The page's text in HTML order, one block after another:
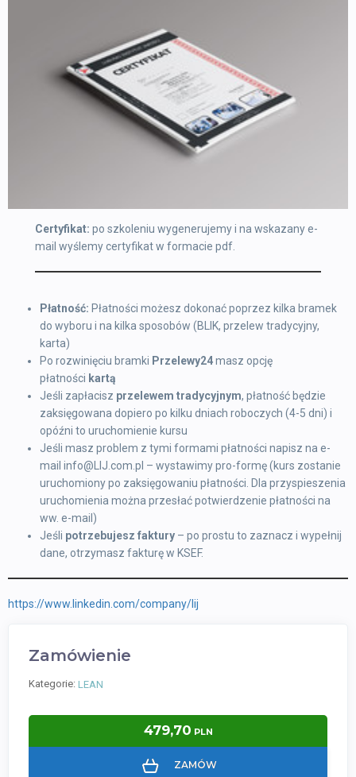
Certyfikat:po szkoleniu wygenerujemy i na wskazany e-
mail wyślemy certyfikat w formacie pdf.
Płatność: Płatności możesz dokonać poprzez kilka bramek
do wyboru i na kilka sposobów (BLIK, przelew tradycyjny,
karta)
Po rozwinięciu bramki Przelewy24masz opcję
płatności kartą
Jeśli zapłacisz przelewem tradycyjnym, płatność będzie
zaksięgowana dopiero po kilku dniach roboczych (4-5 dni) i
opóźni to uruchomienie kursu
Jeśli masz problem z tymi formami płatności napisz na e-
mail info@LIJ.com.pl – wystawimy pro-formę (kurs zostanie
uruchomiony po zaksięgowaniu płatności. Dla przyspieszenia
uruchomienia można przesłać potwierdzenie płatności na
ww. e-mail)
Jeśli potrzebujesz faktury – po prostu to zaznacz i wypełnij
dane, otrzymasz fakturę w KSEF.
https://www.linkedin.com/company/lij
Zamówienie
Kategorie: LEAN
479,70 PLN
ZAMÓW